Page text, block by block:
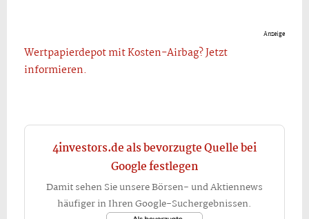
Anzeige
Wertpapierdepot mit Kosten-Airbag? Jetzt
informieren.
4investors.de als bevorzugte Quelle bei
Google festlegen
Damit sehen Sie unsere Börsen- und Aktiennews
häufiger in Ihren Google-Suchergebnissen.